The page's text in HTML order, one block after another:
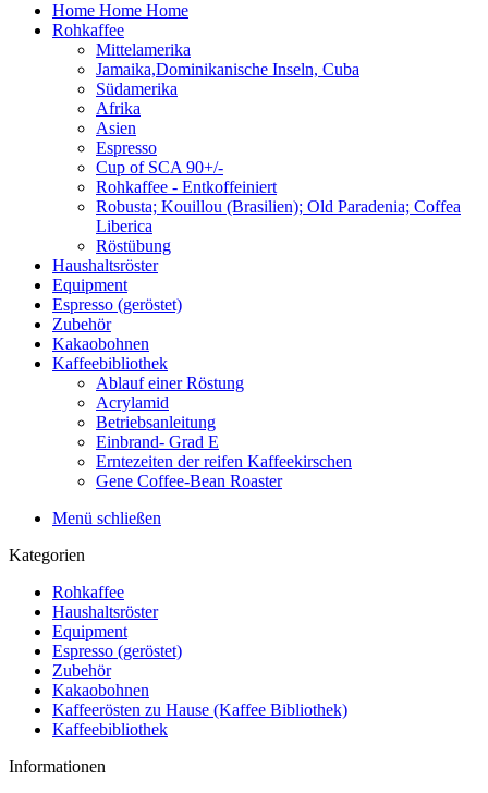
Home Home Home
Rohkaffee
Mittelamerika
Jamaika,Dominikanische Inseln, Cuba
Südamerika
Afrika
Asien
Espresso
Cup of SCA 90+/-
Rohkaffee - Entkoffeiniert
Robusta; Kouillou (Brasilien); Old Paradenia; Coffea
Liberica
Röstübung
Haushaltsröster
Equipment
Espresso (geröstet)
Zubehör
Kakaobohnen
Kaffeebibliothek
Ablauf einer Röstung
Acrylamid
Betriebsanleitung
Einbrand- Grad E
Erntezeiten der reifen Kaffeekirschen
Gene Coffee-Bean Roaster
Menü schließen
Kategorien
Rohkaffee
Haushaltsröster
Equipment
Espresso (geröstet)
Zubehör
Kakaobohnen
Kaffeerösten zu Hause (Kaffee Bibliothek)
Kaffeebibliothek
Informationen